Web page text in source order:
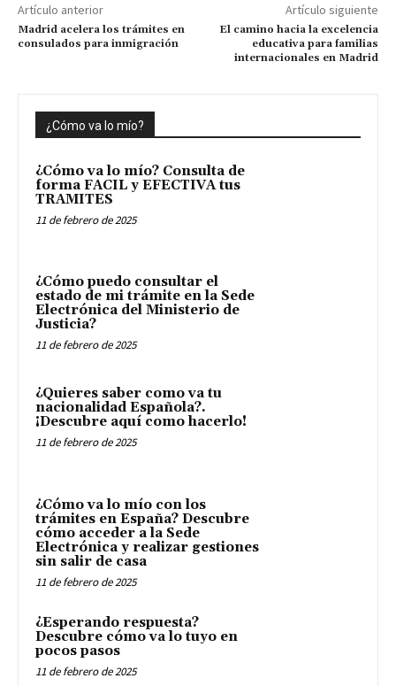
Artículo anterior
Madrid acelera los trámites en
consulados para inmigración
Artículo siguiente
El camino hacia la excelencia
educativa para familias
internacionales en Madrid
¿Cómo va lo mío?
¿Cómo va lo mío? Consulta de
forma FACIL y EFECTIVA tus
TRAMITES
11 de febrero de 2025
¿Cómo puedo consultar el
estado de mi trámite en la Sede
Electrónica del Ministerio de
Justicia?
11 de febrero de 2025
¿Quieres saber como va tu
nacionalidad Española?.
¡Descubre aquí como hacerlo!
11 de febrero de 2025
¿Cómo va lo mío con los
trámites en España? Descubre
cómo acceder a la Sede
Electrónica y realizar gestiones
sin salir de casa
11 de febrero de 2025
¿Esperando respuesta?
Descubre cómo va lo tuyo en
pocos pasos
11 de febrero de 2025